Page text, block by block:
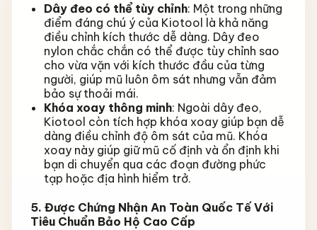
Dây đeo có thể tùy chỉnh: Một trong những
điểm đáng chú ý của Kiotool là khả năng
điều chỉnh kích thước dễ dàng. Dây đeo
nylon chắc chắn có thể được tùy chỉnh sao
cho vừa vặn với kích thước đầu của từng
người, giúp mũ luôn ôm sát nhưng vẫn đảm
bảo sự thoải mái.
Khóa xoay thông minh: Ngoài dây đeo,
Kiotool còn tích hợp khóa xoay giúp bạn dễ
dàng điều chỉnh độ ôm sát của mũ. Khóa
xoay này giúp giữ mũ cố định và ổn định khi
bạn di chuyển qua các đoạn đường phức
tạp hoặc địa hình hiểm trở.
5. Được Chứng Nhận An Toàn Quốc Tế Với
Tiêu Chuẩn Bảo Hộ Cao Cấp